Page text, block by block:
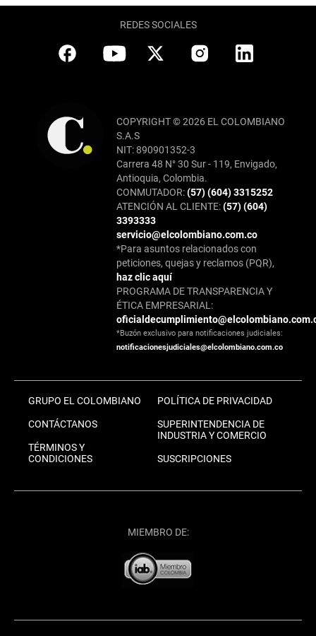
REDES SOCIALES
COPYRIGHT © 2026 EL COLOMBIANO
S.A.S
NIT: 890901352-3
Carrera 48 N° 30 Sur - 119, Envigado,
Antioquia, Colombia.
CONMUTADOR:(57) (604) 3315252
ATENCIÓN AL CLIENTE:(57) (604)
3393333
servicio@elcolombiano.com.co
*Para asuntos relacionados con
peticiones, quejas y reclamos (PQR),
haz clic aquí
PROGRAMA DE TRANSPARENCIA Y
ÉTICA EMPRESARIAL:
*Buzón exclusivo para notificaciones judiciales:
notificacionesjudiciales@elcolombiano.com.co
GRUPO EL COLOMBIANO
CONTÁCTANOS
TÉRMINOS Y
CONDICIONES
POLÍTICA DE PRIVACIDAD
SUPERINTENDENCIA DE
INDUSTRIA Y COMERCIO
SUSCRIPCIONES
MIEMBRO DE: